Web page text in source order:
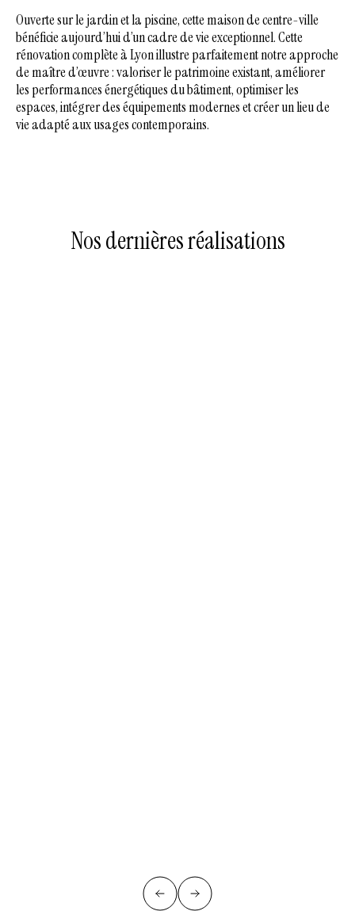
Ouverte sur le jardin et la piscine, cette maison de centre-ville
bénéficie aujourd’hui d’un cadre de vie exceptionnel. Cette
rénovation complète à Lyon illustre parfaitement notre approche
de maître d’œuvre : valoriser le patrimoine existant, améliorer
les performances énergétiques du bâtiment, optimiser les
espaces, intégrer des équipements modernes et créer un lieu de
vie adapté aux usages contemporains.
Nos dernières réalisations